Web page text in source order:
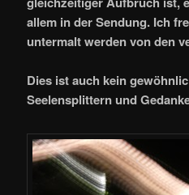
allem in der Sendung. Ich
untermalt werden von den
Dies ist auch kein
Seelensplittern und